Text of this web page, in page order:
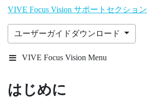
VIVE Focus Vision サポートセクション
ユーザーガイドダウンロード
VIVE Focus Vision Menu
はじめに